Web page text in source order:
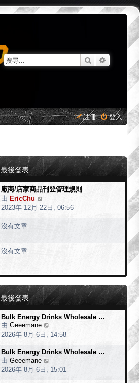
搜尋
登入
註冊
最後發表
廠商/店家商品刊登管理規則
由 EricChu
視
最
2023年 12月 22日, 06:56
沒有文章
沒有文章
最後發表
Bulk Energy Drinks Wholesale …
由 Geeemane
視
後
表
2026年 8月 6日, 14:58
Bulk Energy Drinks Wholesale …
由 Geeemane
視
最
2026年 8月 6日, 15:01